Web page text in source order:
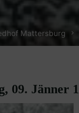
Mattersburg
09. Jänner